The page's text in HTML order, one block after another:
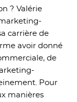
? Valérie
carrière de
avoir donné
de
Pour
manières